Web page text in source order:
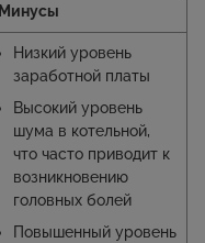
Минусы
Низкий уровень
заработной платы
Высокий уровень
шума в котельной,
что часто приводит к
возникновению
головных болей
Повышенный уровень